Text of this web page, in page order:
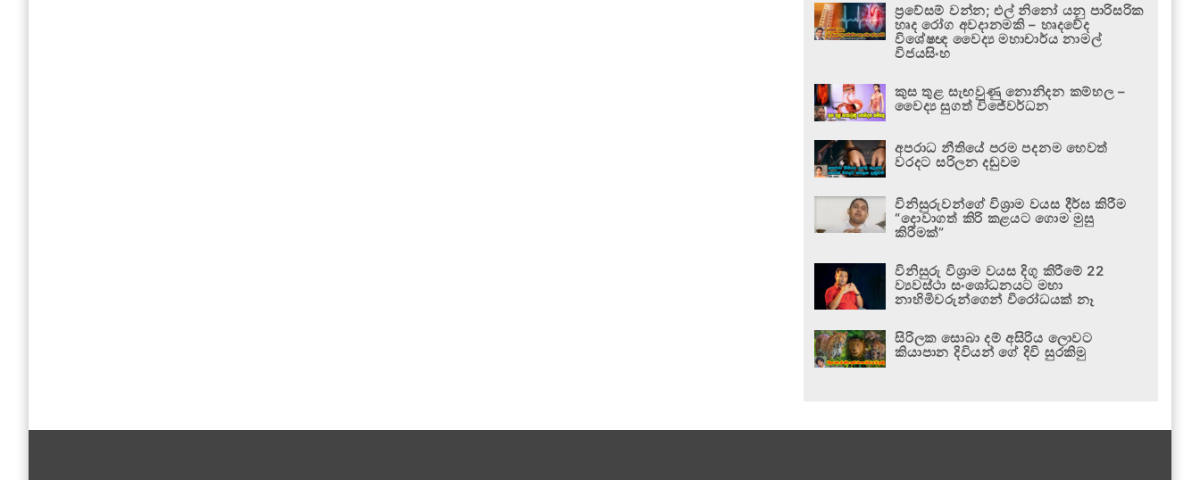
ප්‍රවේසම් වන්න; එල් නිනෝ යනු පාරිසරික
හෘද රෝග අවදානමකි – හෘදවේද
විශේෂඥ වෛද්‍ය මහාචාර්ය නාමල්
විජයසිංහ
කුස තුළ සැඟවුණු නොනිදන කම්හල –
වෛද්‍ය සුගත් විජේවර්ධන
අපරාධ නීතියේ පරම පදනම හෙවත්
වරදට සරිලන දඬුවම
විනිසුරුවන්ගේ විශ්‍රාම වයස දීර්ඝ කිරීම
“දොවාගත් කිරි කළයට ගොම මුසු
කිරීමක්”
විනිසුරු විශ්‍රාම වයස දිගු කිරීමේ 22
ව්‍යවස්ථා සංශෝධනයට මහා
නාහිමිවරුන්ගෙන් විරෝධයක් නෑ
සිරිලක සොබා දම් අසිරිය ලොවට
කියාපාන දිවියන් ගේ දිවි සුරකිමු